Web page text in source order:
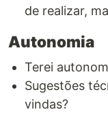
de realizar,
Autonomia
Terei
Sugestões
vindas?